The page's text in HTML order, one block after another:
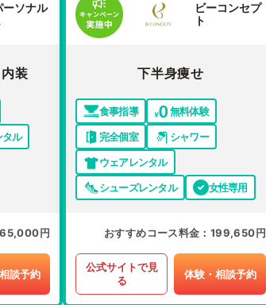
ーソナル
装
タル
円
談予約
ビーコンセプ
ト
下半身痩せ
食事指導
無料体験
完全個室
シャワー
ウェアレンタル
シューズレンタル
女性専用
おすすめコース料金 199,650円
公式サイトで見
る
体験・相談予約